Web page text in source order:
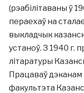
(рэабілітаваны ў
пераехаў на
выкладчык
устаноў. З 1940 г.
літаратуры
Працаваў дэканам
факультэта